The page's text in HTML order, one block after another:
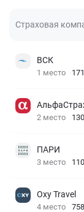
Страховая
ВСК
1 место
2 место
ПАРИ
3 место
Oxy Travel
4 место